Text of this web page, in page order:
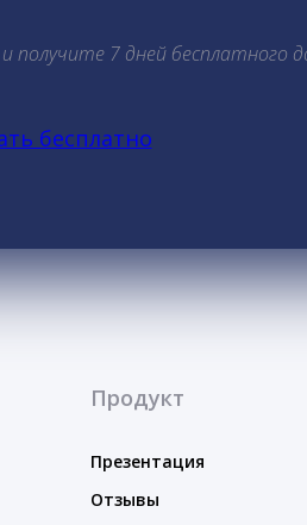
получите 7 дней бесплатного
бесплатно
Продукт
Презентация
Отзывы